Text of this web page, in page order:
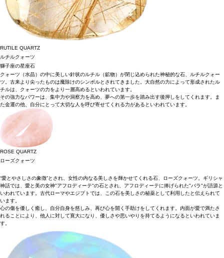
RUTILE QUARTZ
ルチルクォーツ
獅子座の星座石
クォーツ（水晶）の中に美しい針状のルチル（鉱物）が閉じ込められた神秘的な石、ルチルクォー
ツ。古来より尖ったものは魔除けのシンボルとされてきました。大自然の力によって形成されたル
チルは、クォーツの力をより一層高めるといわれています。
その強力なパワーは、集中力や洞察力を高め、夢への第一歩を踏み出す後押しをしてくれます。ま
た金運の他、自分にとって大切な人を呼び寄せてくれる力があるといわれています。
ROSE QUARTZ
ローズクォーツ
“愛とやさしさの象徴”とされ、女性の内なる美しさを輝かせてくれる石、ローズクォーツ。ギリシャ
神話では、愛と美の女神"アフロディーテ"の石とされ、アフロディーテに捧げられた"バラ"が語源と
いわれています。古代ローマやエジプトでは、この石を美しさの秘薬として利用したと伝えられて
います。
心の傷を優しく癒し、自分自身を慈しみ、再び心を開く手助けをしてくれます。内面が愛で満たさ
れることにより、他人に対して寛大になり、優しさや思いやりを持てるようになるといわれていま
す。